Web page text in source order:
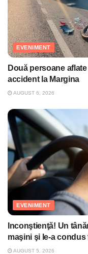
EVENIMENT
Două persoane
accident la Margina
AUGUST 6, 2026
EVENIMENT
Inconştienţă! Un
maşini şi le-a condus
AUGUST 5, 2026